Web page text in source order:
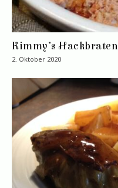
Kimmy’s Hackbraten
2. Oktober 2020